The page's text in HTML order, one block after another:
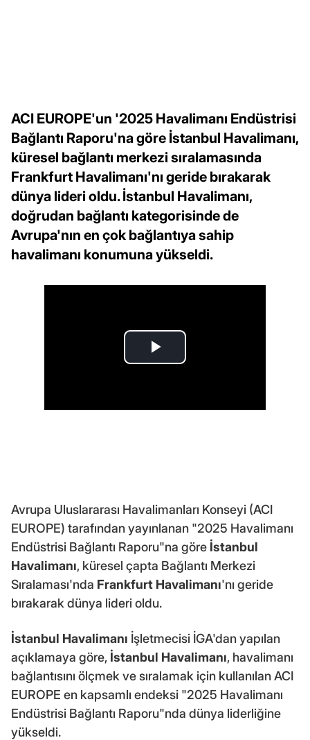
ACI EUROPE'un '2025 Havalimanı Endüstrisi
Bağlantı Raporu'na göre İstanbul Havalimanı,
küresel bağlantı merkezi sıralamasında
Frankfurt Havalimanı'nı geride bırakarak
dünya lideri oldu. İstanbul Havalimanı,
doğrudan bağlantı kategorisinde de
Avrupa'nın en çok bağlantıya sahip
havalimanı konumuna yükseldi.
Avrupa Uluslararası Havalimanları Konseyi (ACI
EUROPE) tarafından yayınlanan "2025 Havalimanı
Endüstrisi Bağlantı Raporu"na göre İstanbul
Havalimanı, küresel çapta Bağlantı Merkezi
Sıralaması'nda Frankfurt Havalimanı'nı geride
bırakarak dünya lideri oldu.
İstanbul Havalimanı İşletmecisi İGA'dan yapılan
açıklamaya göre, İstanbul Havalimanı, havalimanı
bağlantısını ölçmek ve sıralamak için kullanılan ACI
EUROPE en kapsamlı endeksi "2025 Havalimanı
Endüstrisi Bağlantı Raporu"nda dünya liderliğine
yükseldi.